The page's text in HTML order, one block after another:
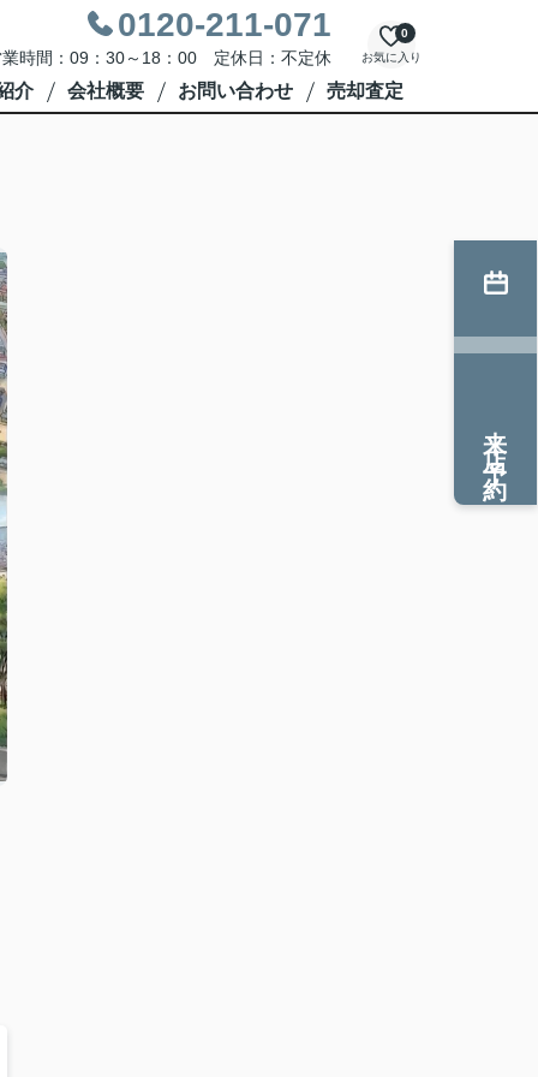
0120-211-071
時間：09：30～18：00 定休日：不定休 お気に入り
0
介 会社概要 お問い合わせ 売却査定
来店予約